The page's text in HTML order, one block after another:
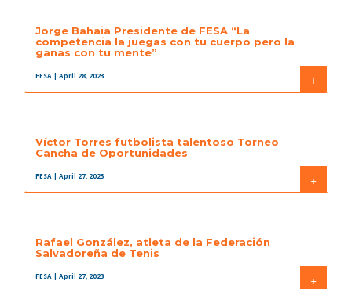
Jorge Bahaia Presidente de FESA “La
competencia la juegas con tu cuerpo pero la
ganas con tu mente”
FESA | April 28, 2023 +
Víctor Torres futbolista talentoso Torneo
Cancha de Oportunidades
FESA | April 27, 2023 +
Rafael González, atleta de la Federación
Salvadoreña de Tenis
FESA | April 27, 2023 +